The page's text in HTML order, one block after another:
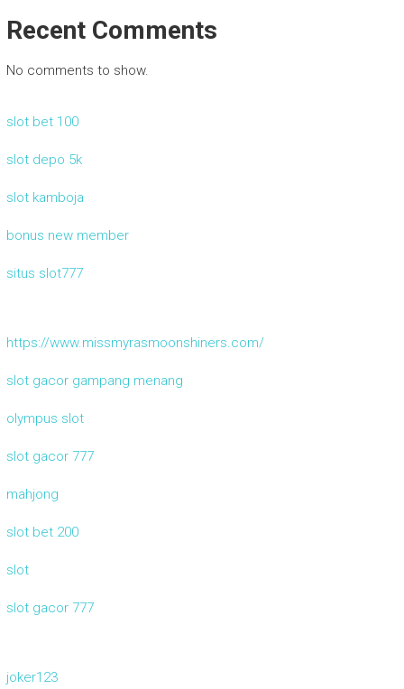
Recent Comments
No comments to show.
slot bet 100
slot depo 5k
slot kamboja
bonus new member
situs slot777
https://www.missmyrasmoonshiners.com/
slot gacor gampang menang
olympus slot
slot gacor 777
mahjong
slot bet 200
slot
slot gacor 777
joker123